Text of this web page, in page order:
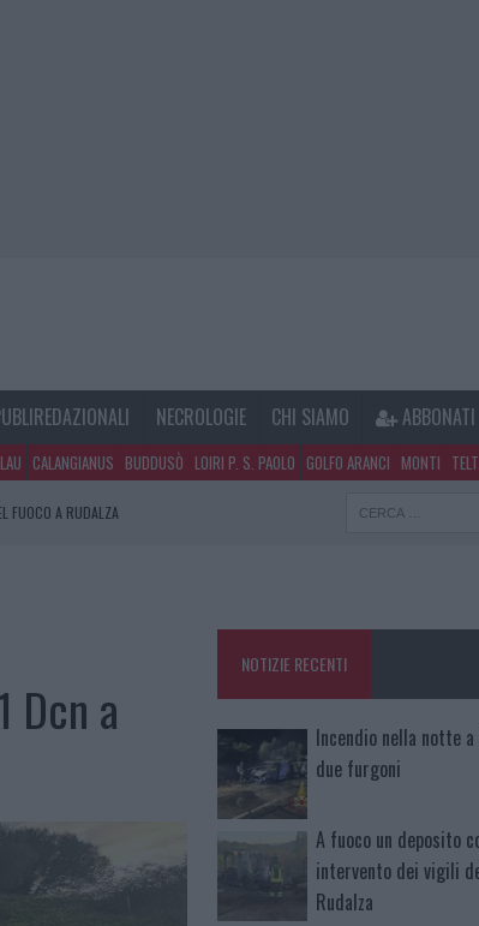
NECROLOGIE CHI SIAMO ABBONATI
CALANGIANUS BUDDUSÒ LOIRI P. S. PAOLO GOLFO ARANCI MONTI
FUOCO A RUDALZA
Dcn a
NOTIZIE RECENTI
Incendio nella notte
due furgoni
A fuoco un deposito
intervento dei vigili
Rudalza